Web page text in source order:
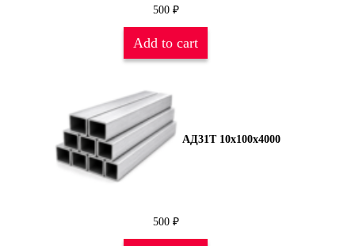
500 ₽
Add to cart
АД31Т 10х100х4000
500 ₽